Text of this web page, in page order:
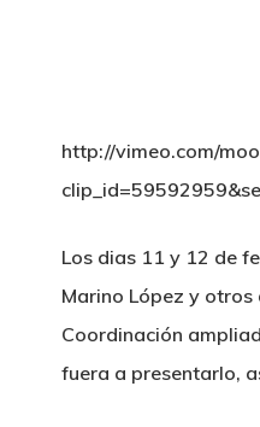
http://vimeo.com/
Los dias 11 y 12 de
Marino López y otros
Coordinación
fuera a presentarlo,